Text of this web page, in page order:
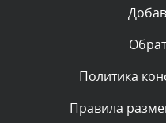
Текст комментария
администратором.
Комментарий
администратором.
Политика
Правила